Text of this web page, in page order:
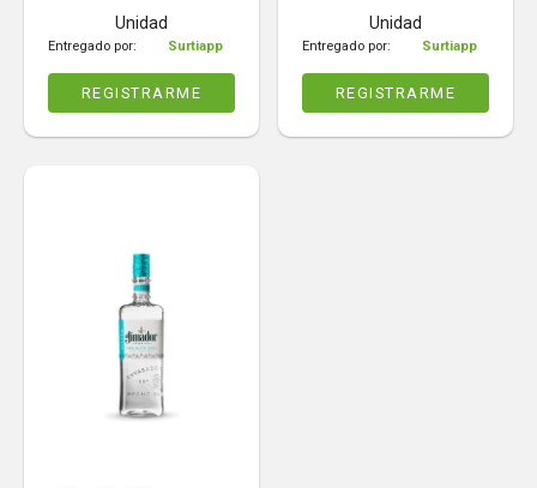
Unidad
Entregado por: Surtiapp
REGISTRARME
Unidad
Entregado por: Surtiapp
REGISTRARME